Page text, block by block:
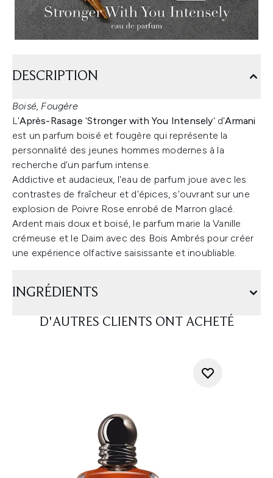
DESCRIPTION
Boisé, Fougère
L'Après-Rasage 'Stronger with You Intensely' d'Armani
est un parfum boisé et fougère qui représente la
personnalité des jeunes hommes modernes à la
recherche d'un parfum intense.
Addictive et audacieux, l'eau de parfum joue avec les
contrastes de fraîcheur et d'épices, s'ouvrant sur une
explosion de Poivre Rose enrobé de Marron glacé.
Ardent mais doux et boisé, le parfum marie la Vanille
crémeuse et le Daim avec des Bois Ambrés pour créer
une expérience olfactive saisissante et inoubliable.
INGRÉDIENTS
D'AUTRES CLIENTS ONT ACHETÉ